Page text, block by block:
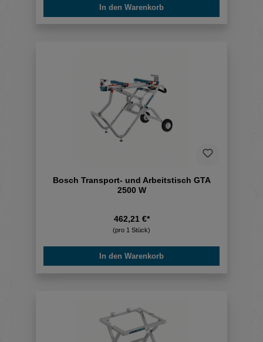
In den Warenkorb
Bosch Transport- und Arbeitstisch GTA
2500 W
462,21 €*
(pro 1 Stück)
In den Warenkorb